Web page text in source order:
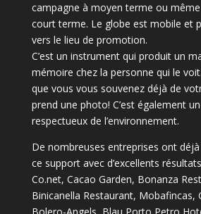
campagne à moyen terme ou
court terme. Le globe est mobile et
vers le lieu de promotion.
C’est un instrument qui produit un
mémoire chez la personne qui le voit.
que vous vous souvenez déjà de
prend une photo! C’est également
respectueux de l’environnement.
De nombreuses entreprises ont
ce support avec d’excellents
Co.net, Cacao Garden, Bonanza
Binicanella Restaurant, Mobafincas,